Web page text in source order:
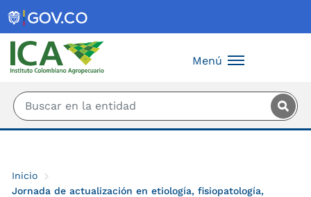
Menú
Inicio
Jornada de actualización en etiología, fisiopatología,